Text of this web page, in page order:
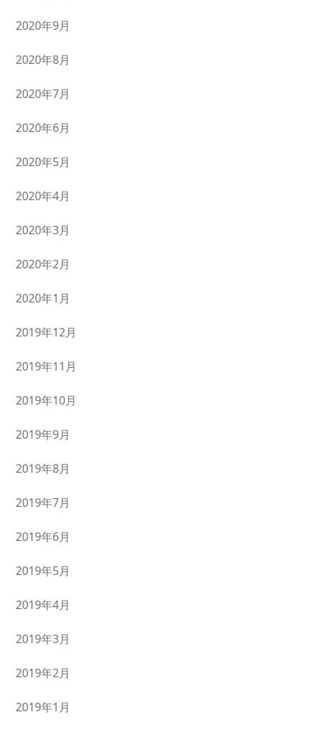
2020年9月
2020年8月
2020年7月
2020年6月
2020年5月
2020年4月
2020年3月
2020年2月
2020年1月
2019年12月
2019年11月
2019年10月
2019年9月
2019年8月
2019年7月
2019年6月
2019年5月
2019年4月
2019年3月
2019年2月
2019年1月